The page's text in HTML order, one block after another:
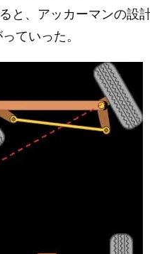
と、アッカーマンの設
ていった。